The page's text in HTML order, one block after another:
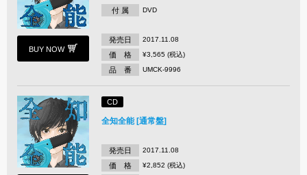
BUY NOW
付 属 DVD
発売日 2017.11.08
価 格 ¥3,565 (税込)
品 番 UMCK-9996
CD
全知全能 [通常盤]
発売日 2017.11.08
価 格 ¥2,852 (税込)